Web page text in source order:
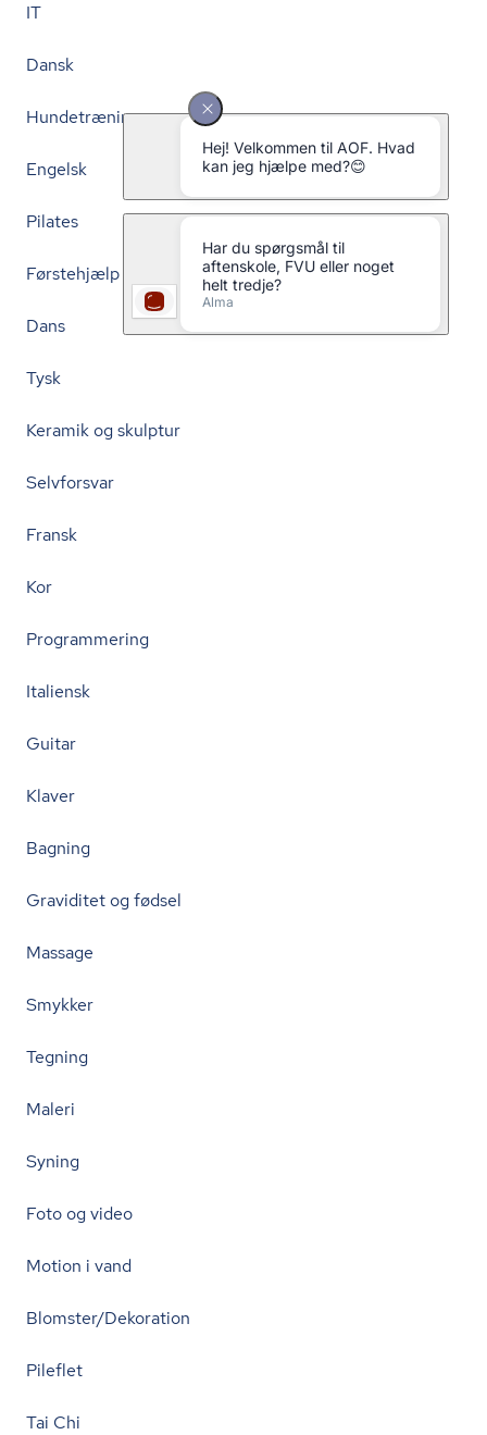
IT
Dansk
Hundetræning
Engelsk
Pilates
Førstehjælp
Dans
Tysk
Keramik og skulptur
Selvforsvar
Fransk
Kor
Programmering
Italiensk
Guitar
Klaver
Bagning
Graviditet og fødsel
Massage
Smykker
Tegning
Maleri
Syning
Foto og video
Motion i vand
Blomster/Dekoration
Pileflet
Tai Chi